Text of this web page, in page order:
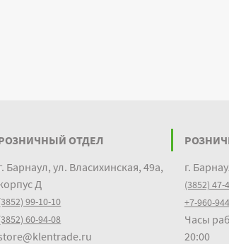
ОТДЕЛ
Барнаул, ул. Власихинская, 49а,
Д
99-10-10
60-94-08
г.
(3852) 47-
+7-960-
Часы
20:00